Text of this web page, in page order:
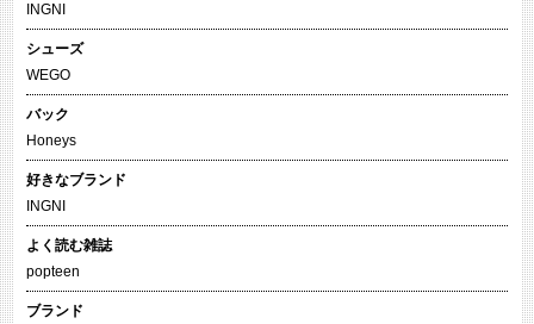
INGNI
シューズ
WEGO
バック
Honeys
好きなブランド
INGNI
よく読む雑誌
popteen
ブランド